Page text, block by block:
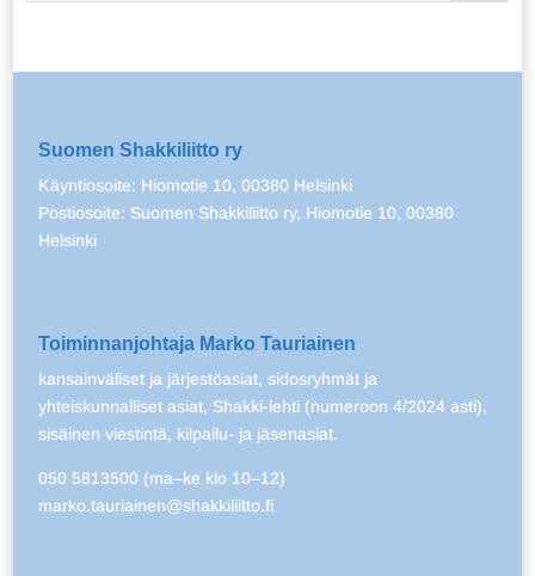
Suomen Shakkiliitto ry
Käyntiosoite: Hiomotie 10, 00380 Helsinki
Postiosoite: Suomen Shakkiliitto ry, Hiomotie 10, 00380
Helsinki
Toiminnanjohtaja Marko Tauriainen
kansainväliset ja järjestöasiat, sidosryhmät ja
yhteiskunnalliset asiat, Shakki-lehti (numeroon 4/2024 asti),
sisäinen viestintä, kilpailu- ja jäsenasiat.
050 5813500 (ma–ke klo 10–12)
marko.tauriainen@shakkiliitto.fi